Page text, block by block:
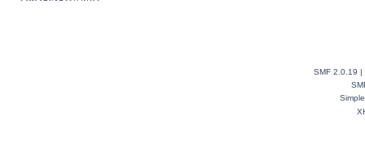
SMF 2.0.19 |